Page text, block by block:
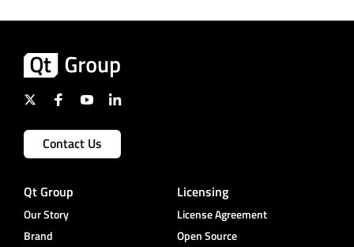
Contact Us
Qt Group
Our Story
Brand
Licensing
License Agreement
Open Source